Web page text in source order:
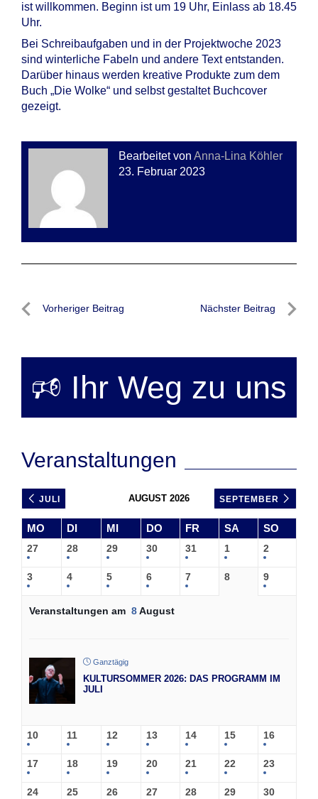
ist willkommen. Beginn ist um 19 Uhr, Einlass ab 18.45
Uhr.
Bei Schreibaufgaben und in der Projektwoche 2023
sind winterliche Fabeln und andere Text entstanden.
Darüber hinaus werden kreative Produkte zum dem
Buch „Die Wolke“ und selbst gestaltet Buchcover
gezeigt.
Bearbeitet von Anna-Lina Köhler
23. Februar 2023
Beitragsnavigation
Vorheriger Beitrag Nächster Beitrag
🕫 Ihr Weg zu uns
Veranstaltungen
JULI AUGUST 2026 SEPTEMBER
MO DI MI DO FR SA SO
27 28 29 30 31 1 2
3 4 5 6 7 8 9
Veranstaltungen am 8August
Ganztägig
KULTURSOMMER 2026: DAS PROGRAMM IM
JULI
10 11 12 13 14 15 16
17 18 19 20 21 22 23
24 25 26 27 28 29 30